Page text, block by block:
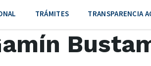
TRÁMITES TRANSPARENCIA